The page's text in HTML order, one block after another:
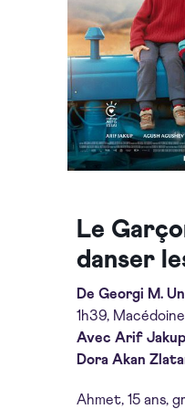
Le
danser
De Georgi M.
1h39, Macédoine
Avec Arif
Dora Akan
Ahmet, 15 ans,